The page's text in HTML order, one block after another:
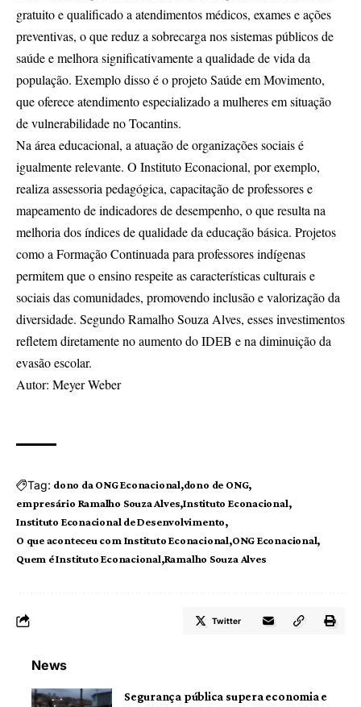
gratuito e qualificado a atendimentos médicos, exames e ações
preventivas, o que reduz a sobrecarga nos sistemas públicos de
saúde e melhora significativamente a qualidade de vida da
população. Exemplo disso é o projeto Saúde em Movimento,
que oferece atendimento especializado a mulheres em situação
de vulnerabilidade no Tocantins.
Na área educacional, a atuação de organizações sociais é
igualmente relevante. O Instituto Econacional, por exemplo,
realiza assessoria pedagógica, capacitação de professores e
mapeamento de indicadores de desempenho, o que resulta na
melhoria dos índices de qualidade da educação básica. Projetos
como a Formação Continuada para professores indígenas
permitem que o ensino respeite as características culturais e
sociais das comunidades, promovendo inclusão e valorização da
diversidade. Segundo Ramalho Souza Alves, esses investimentos
refletem diretamente no aumento do IDEB e na diminuição da
evasão escolar.
Autor: Meyer Weber
Tag: dono da ONG Econacional dono de ONG
empresário Ramalho Souza Alves Instituto Econacional
Instituto Econacional de Desenvolvimento
O que aconteceu com Instituto Econacional ONG Econacional
Quem é Instituto Econacional Ramalho Souza Alves
Twitter
News
Segurança pública supera economia e